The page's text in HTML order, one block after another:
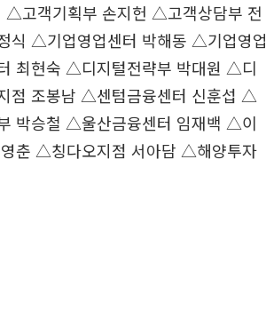
고객기획부 손지헌 △고객상담부 전
식 △기업영업센터 박해동 △기업영업
최현숙 △디지털전략부 박대원 △디
점 조봉남 △센텀금융센터 신훈섭 △
박승철 △울산금융센터 임재백 △이
춘 △칭다오지점 서아담 △해양투자